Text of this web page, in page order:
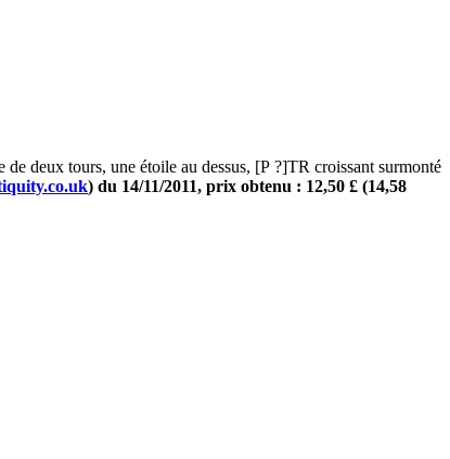
deux tours, une étoile au dessus, [P ?]TR croissant surmonté
) du 14/11/2011, prix obtenu : 12,50 £ (14,58